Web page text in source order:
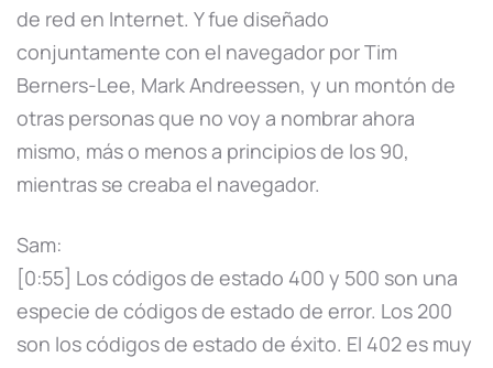
de red en Internet. Y fue diseñado
conjuntamente con el navegador por Tim
Berners-Lee, Mark Andreessen, y un montón de
otras personas que no voy a nombrar ahora
mismo, más o menos a principios de los 90,
mientras se creaba el navegador.
Sam:
[0:55] Los códigos de estado 400 y 500 son una
especie de códigos de estado de error. Los 200
son los códigos de estado de éxito. El 402 es muy